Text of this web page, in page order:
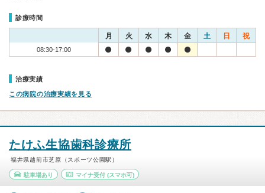
診療時間
月 火 水 木 金 土 日 祝
08:30-17:00
治療実績
この病院の治療実績を見る
たけふ生協歯科診療所
福井県越前市芝原（スポーツ公園駅）
駐車場あり マイナ受付(スマホ可)